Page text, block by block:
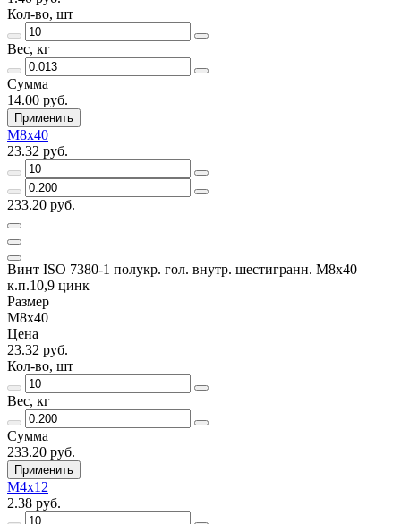
Кол-во, шт
Вес, кг
Сумма
14.00 руб.
Применить
М8х40
23.32 руб.
233.20 руб.
Винт ISO 7380-1 полукр. гол. внутр. шестигранн. М8х40
к.п.10,9 цинк
Размер
М8х40
Цена
23.32 руб.
Кол-во, шт
Вес, кг
Сумма
233.20 руб.
Применить
М4х12
2.38 руб.